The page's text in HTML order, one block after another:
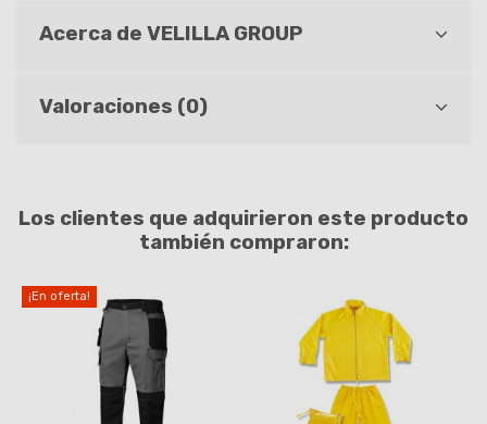
Acerca de VELILLA GROUP
Valoraciones (0)
Los clientes que adquirieron este producto
también compraron:
¡En oferta!